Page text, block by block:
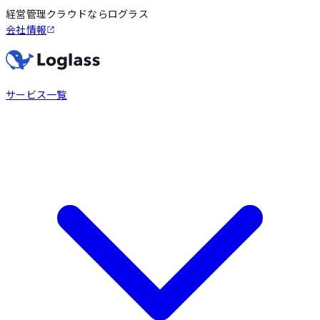
経営管理クラウドならログラス
会社情報
サービス一覧